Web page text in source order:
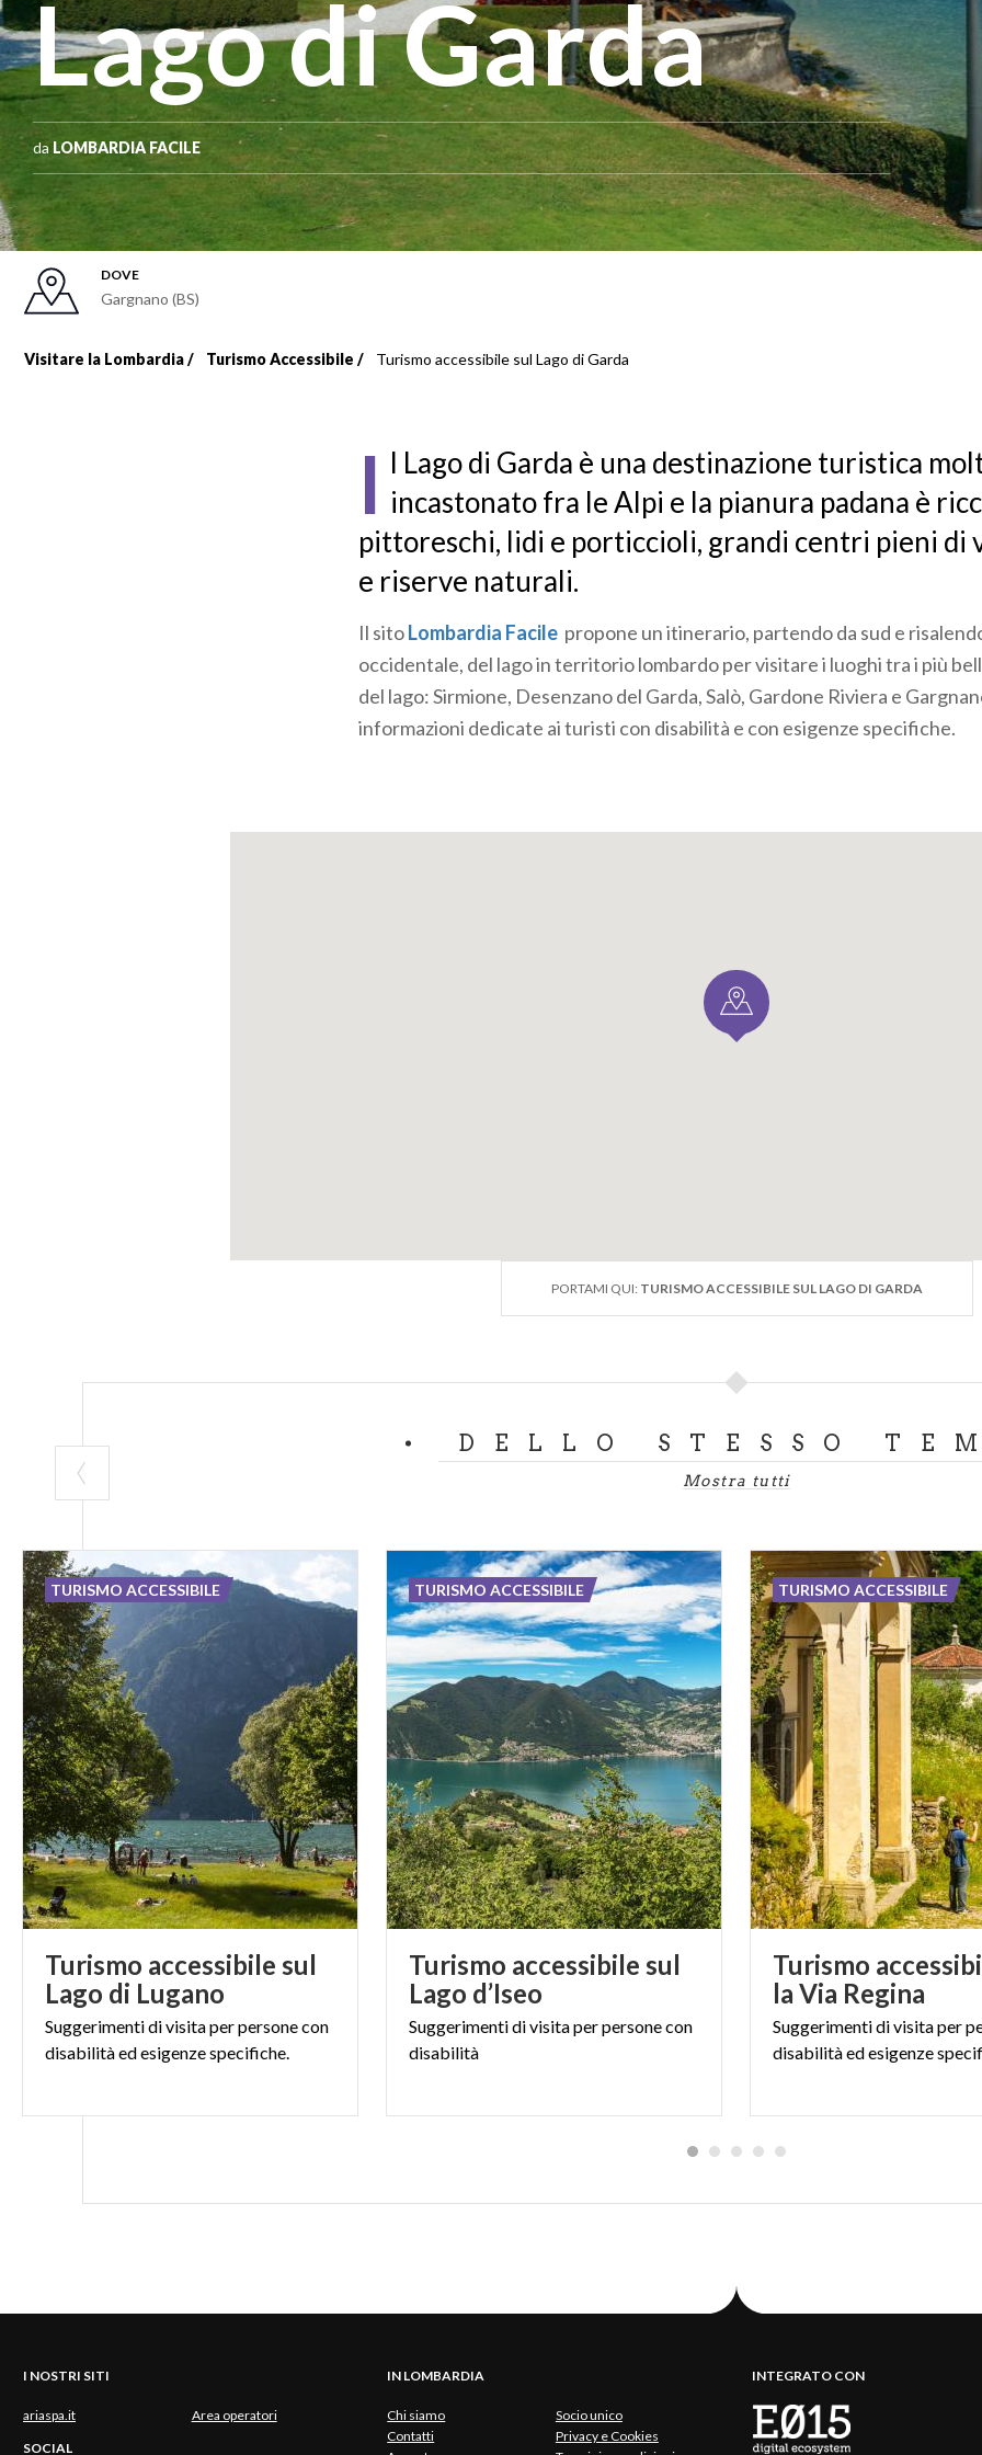
Lago di Garda
da LOMBARDIA FACILE
DOVE
Gargnano (BS)
Visitare la Lombardia Turismo Accessibile Turismo accessibile sul Lago di Garda
I l Lago di Garda è una destinazione turistica
incastonato fra le Alpi e la pianura padana è
pittoreschi, lidi e porticcioli, grandi centri pieni di
e riserve naturali.
Il sitoLombardia Facile propone un itinerario, partendo da sud e
occidentale, del lago in territorio lombardo per visitare i luoghi tra i più
del lago: Sirmione, Desenzano del Garda, Salò, Gardone Riviera e
informazioni dedicate ai turisti con disabilità e con esigenze specifiche.
PORTAMI QUI: TURISMO ACCESSIBILE SUL LAGO DI GARDA
DELLO STESSO
Mostra tutti
Turismo accessibile sul
Lago di Lugano
Suggerimentidivisitaperpersonecon
disabilitàedesigenzespecifiche.
TURISMO ACCESSIBILE
Turismo accessibile sul
Lago d’Iseo
Suggerimentidivisitaperpersonecon
disabilità
TURISMO ACCESSIBILE
Turismo
la Via Regina
Suggerimentidivisitaper
disabilitàedesigenze
TURISMO ACCESSIBILE
I NOSTRI SITI
ariaspa.it Area operatori
SOCIAL
IN LOMBARDIA
Chi siamo
Socio unico
Contatti
Privacy e Cookies
INTEGRATO CON